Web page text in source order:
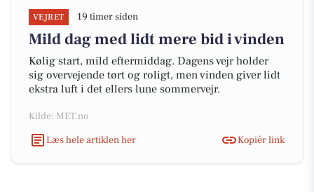
VEJRET 19 timer siden
Mild dag med lidt mere bid i vinden
Kølig start, mild eftermiddag. Dagens vejr holder
sig overvejende tørt og roligt, men vinden giver lidt
ekstra luft i det ellers lune sommervejr.
Kilde: MET.no
Læs hele artiklen her
Kopiér link